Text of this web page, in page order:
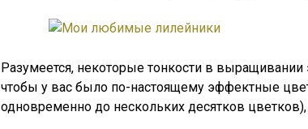
Разумеется, некоторые тонкости в выращивании
чтобы у вас было по-настоящему эффектные
одновременно до нескольких десятков цветков),